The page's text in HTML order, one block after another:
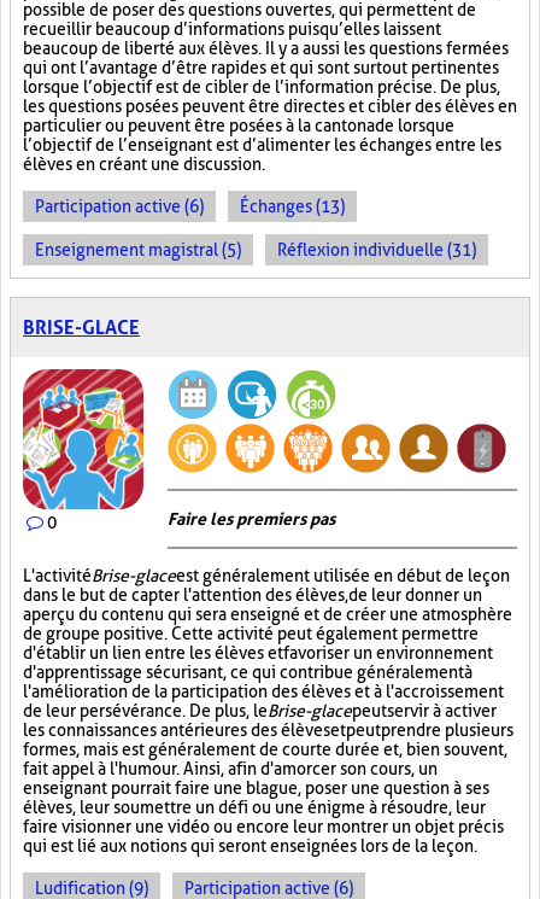
possible de poser des questions ouvertes, qui permettent de
recueillir beaucoup d’informations puisqu’elles laissent
beaucoup de liberté aux élèves. Il y a aussi les questions fermées
qui ont l’avantage d’être rapides et qui sont surtout pertinentes
lorsque l’objectif est de cibler de l’information précise. De plus,
les questions posées peuvent être directes et cibler des élèves en
particulier ou peuvent être posées à la cantonade lorsque
l’objectif de l’enseignant est d’alimenter les échanges entre les
élèves en créant une discussion.
Participation active (6) Échanges (13)
Enseignement magistral (5) Réflexion individuelle (31)
BRISE-GLACE
0 Faire les premiers pas
L'activitéBrise-glaceest généralement utilisée en début de leçon
dans le but de capter l'attention des élèves, de leur donner un
aperçu du contenu qui sera enseigné et de créer une atmosphère
de groupe positive. Cette activité peut également permettre
d'établir un lien entre les élèves et favoriser un environnement
d'apprentissage sécurisant, ce qui contribue généralement à
l'amélioration de la participation des élèves et à l'accroissement
de leur persévérance. De plus, leBrise-glacepeut servir à activer
les connaissances antérieures des élèves et peut prendre plusieurs
formes, mais est généralement de courte durée et, bien souvent,
fait appel à l'humour. Ainsi, afin d'amorcer son cours, un
enseignant pourrait faire une blague, poser une question à ses
élèves, leur soumettre un défi ou une énigme à résoudre, leur
faire visionner une vidéo ou encore leur montrer un objet précis
qui est lié aux notions qui seront enseignées lors de la leçon.
Ludification (9) Participation active (6)